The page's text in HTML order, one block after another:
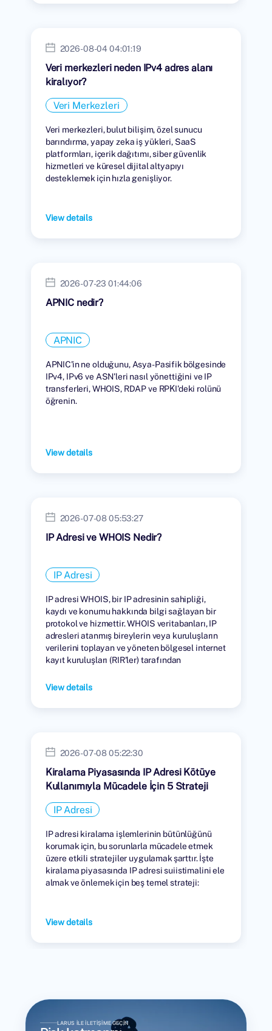
2026-08-04 04:01:19
Veri merkezleri neden IPv4 adres alanı
kiralıyor?
Veri Merkezleri
Veri merkezleri, bulut bilişim, özel sunucu
barındırma, yapay zeka iş yükleri, SaaS
platformları, içerik dağıtımı, siber güvenlik
hizmetleri ve küresel dijital altyapıyı
desteklemek için hızla genişliyor.
View details
2026-07-23 01:44:06
APNIC nedir?
APNIC
APNIC'in ne olduğunu, Asya-Pasifik bölgesinde
IPv4, IPv6 ve ASN'leri nasıl yönettiğini ve IP
transferleri, WHOIS, RDAP ve RPKI'deki rolünü
öğrenin.
View details
2026-07-08 05:53:27
IP Adresi ve WHOIS Nedir?
IP Adresi
IP adresi WHOIS, bir IP adresinin sahipliği,
kaydı ve konumu hakkında bilgi sağlayan bir
protokol ve hizmettir. WHOIS veritabanları, IP
adresleri atanmış bireylerin veya kuruluşların
verilerini toplayan ve yöneten bölgesel internet
kayıt kuruluşları (RIR'ler) tarafından
View details
2026-07-08 05:22:30
Kiralama Piyasasında IP Adresi Kötüye
Kullanımıyla Mücadele İçin 5 Strateji
IP Adresi
IP adresi kiralama işlemlerinin bütünlüğünü
korumak için, bu sorunlarla mücadele etmek
üzere etkili stratejiler uygulamak şarttır. İşte
kiralama piyasasında IP adresi suiistimalini ele
almak ve önlemek için beş temel strateji:
View details
LARUS ILE İLETIŞIME GEÇIN